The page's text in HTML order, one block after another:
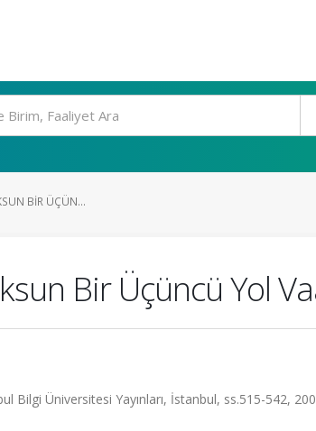
BIR ÜÇÜN...
Bir Üçüncü Yol
Bilgi Üniversitesi Yayınları, İstanbul, ss.515-542,